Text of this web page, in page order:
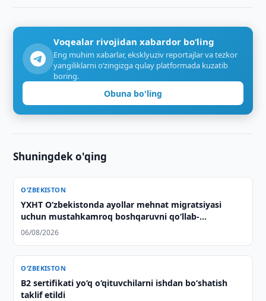
Voqealar rivojidan xabardor bo‘ling
Eng muhim xabarlar, eksklyuziv reportajlar va tezkor
yangiliklarni o‘zingizga qulay platformada kuzatib
boring.
Obuna bo'ling
Shuningdek o'qing
O‘ZBEKISTON
YXHT O‘zbekistonda ayollar mehnat migratsiyasi
uchun mustahkamroq boshqaruvni qo‘llab-
quvvatlaydi
06/08/2026
O‘ZBEKISTON
B2 sertifikati yo‘q o‘qituvchilarni ishdan bo‘shatish
taklif etildi